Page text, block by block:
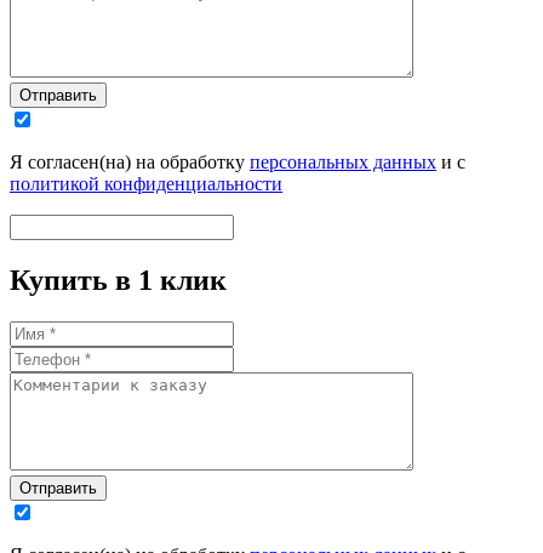
Отправить
Я согласен(на) на обработку персональных данных и с
политикой конфиденциальности
Купить в 1 клик
Отправить